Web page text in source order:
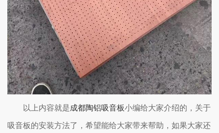
以上内容就是成都陶铝吸音板小编给大家介绍的，关于
吸音板的安装方法了，希望能给大家带来帮助，如果大家还